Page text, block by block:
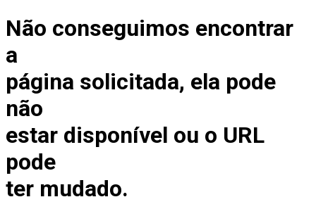
Não conseguimos encontrar
a
página solicitada, ela pode
não
estar disponível ou o URL
pode
ter mudado.